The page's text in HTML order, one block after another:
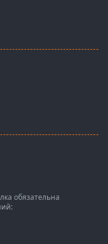
обязательна